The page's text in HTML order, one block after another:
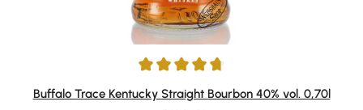
Durchschnittliche Bewertung von 4.71 von 5 Sternen
Buffalo Trace Kentucky Straight Bourbon 40% vol. 0,70l